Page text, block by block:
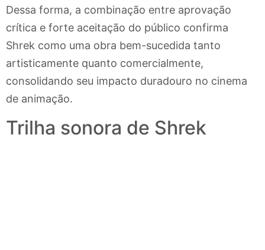
Dessa forma, a combinação entre aprovação
crítica e forte aceitação do público confirma
Shrek como uma obra bem-sucedida tanto
artisticamente quanto comercialmente,
consolidando seu impacto duradouro no cinema
de animação.
Trilha sonora de Shrek